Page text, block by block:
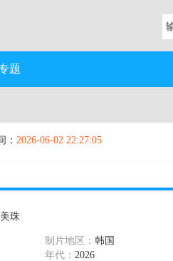
题
： 2026-06-02 22:27:05
珠
制片地区： 韩国
年代： 2026